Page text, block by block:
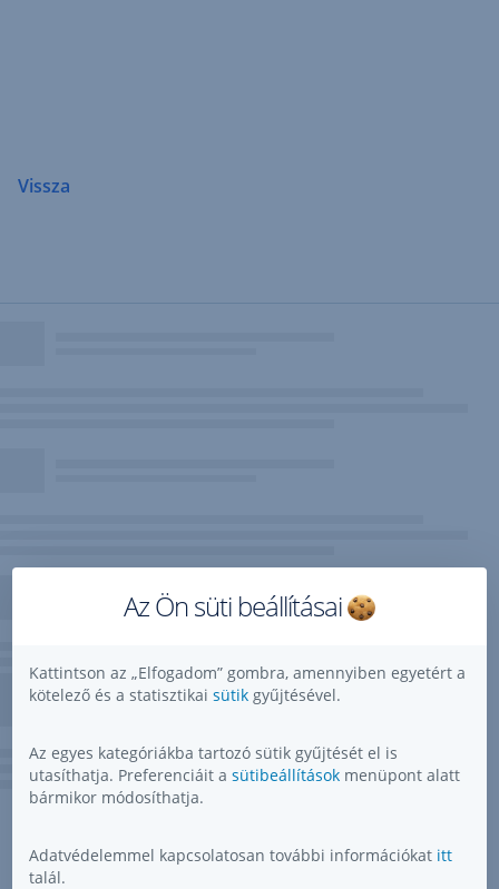
Vissza
Az Ön süti beállításai
Kattintson az „Elfogadom” gombra, amennyiben egyetért a
kötelező és a statisztikai sütik gyűjtésével.
Az egyes kategóriákba tartozó sütik gyűjtését el is
utasíthatja. Preferenciáit a sütibeállítások menüpont alatt
bármikor módosíthatja.
Adatvédelemmel kapcsolatosan további információkat itt
talál.